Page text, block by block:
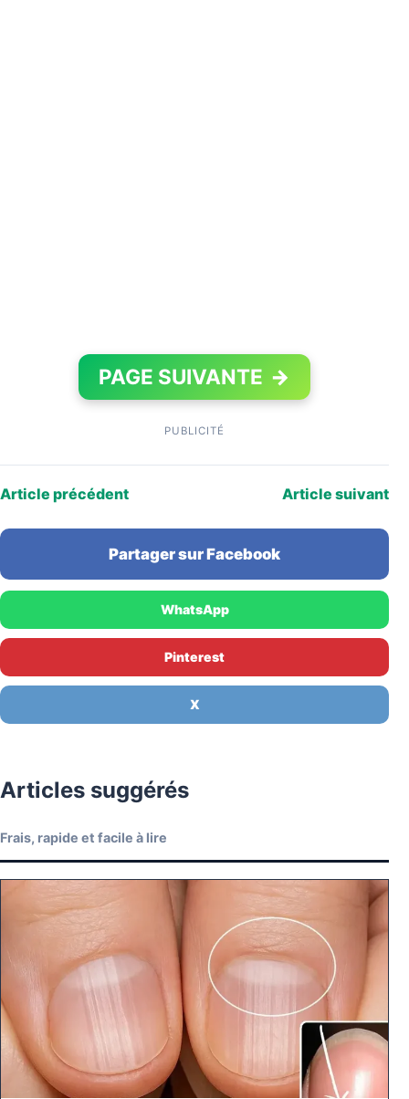
PAGE SUIVANTE →
PUBLICITÉ
Article précédent Article suivant
Partager sur Facebook
WhatsApp
Pinterest
X
Articles suggérés
Frais, rapide et facile à lire